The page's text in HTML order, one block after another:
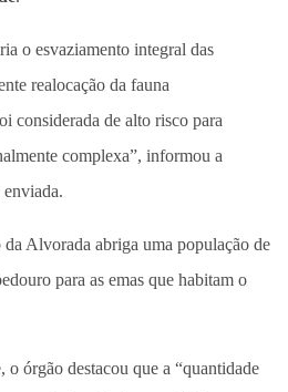
o esvaziamento integral das
realocação da fauna
considerada de alto risco para
complexa”, informou a
da Alvorada abriga uma população de
para as emas que habitam o
o órgão destacou que a “quantidade